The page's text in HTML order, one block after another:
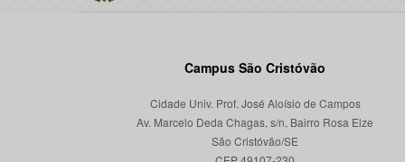
Campus São Cristóvão
Cidade Univ. Prof. José Aloísio de Campos
Av. Marcelo Deda Chagas, s/n, Bairro Rosa Elze
São Cristóvão/SE